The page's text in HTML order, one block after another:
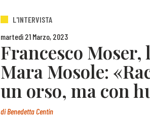
L'INTERVISTA
martedì 21 Marzo, 2023
Francesco
Mara Mosole:
un orso, ma con
diBenedetta Centin